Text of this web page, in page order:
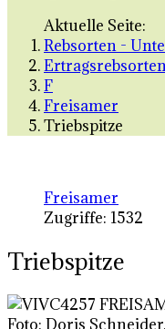
Aktuelle Seite:
Rebsorten -
F
Freisamer
Triebspitze
Freisamer
Zugriffe: 1532
Triebspitze
Foto: Doris